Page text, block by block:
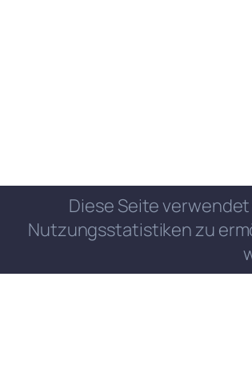
Diese Seite
Nutzungsstatistiken zu